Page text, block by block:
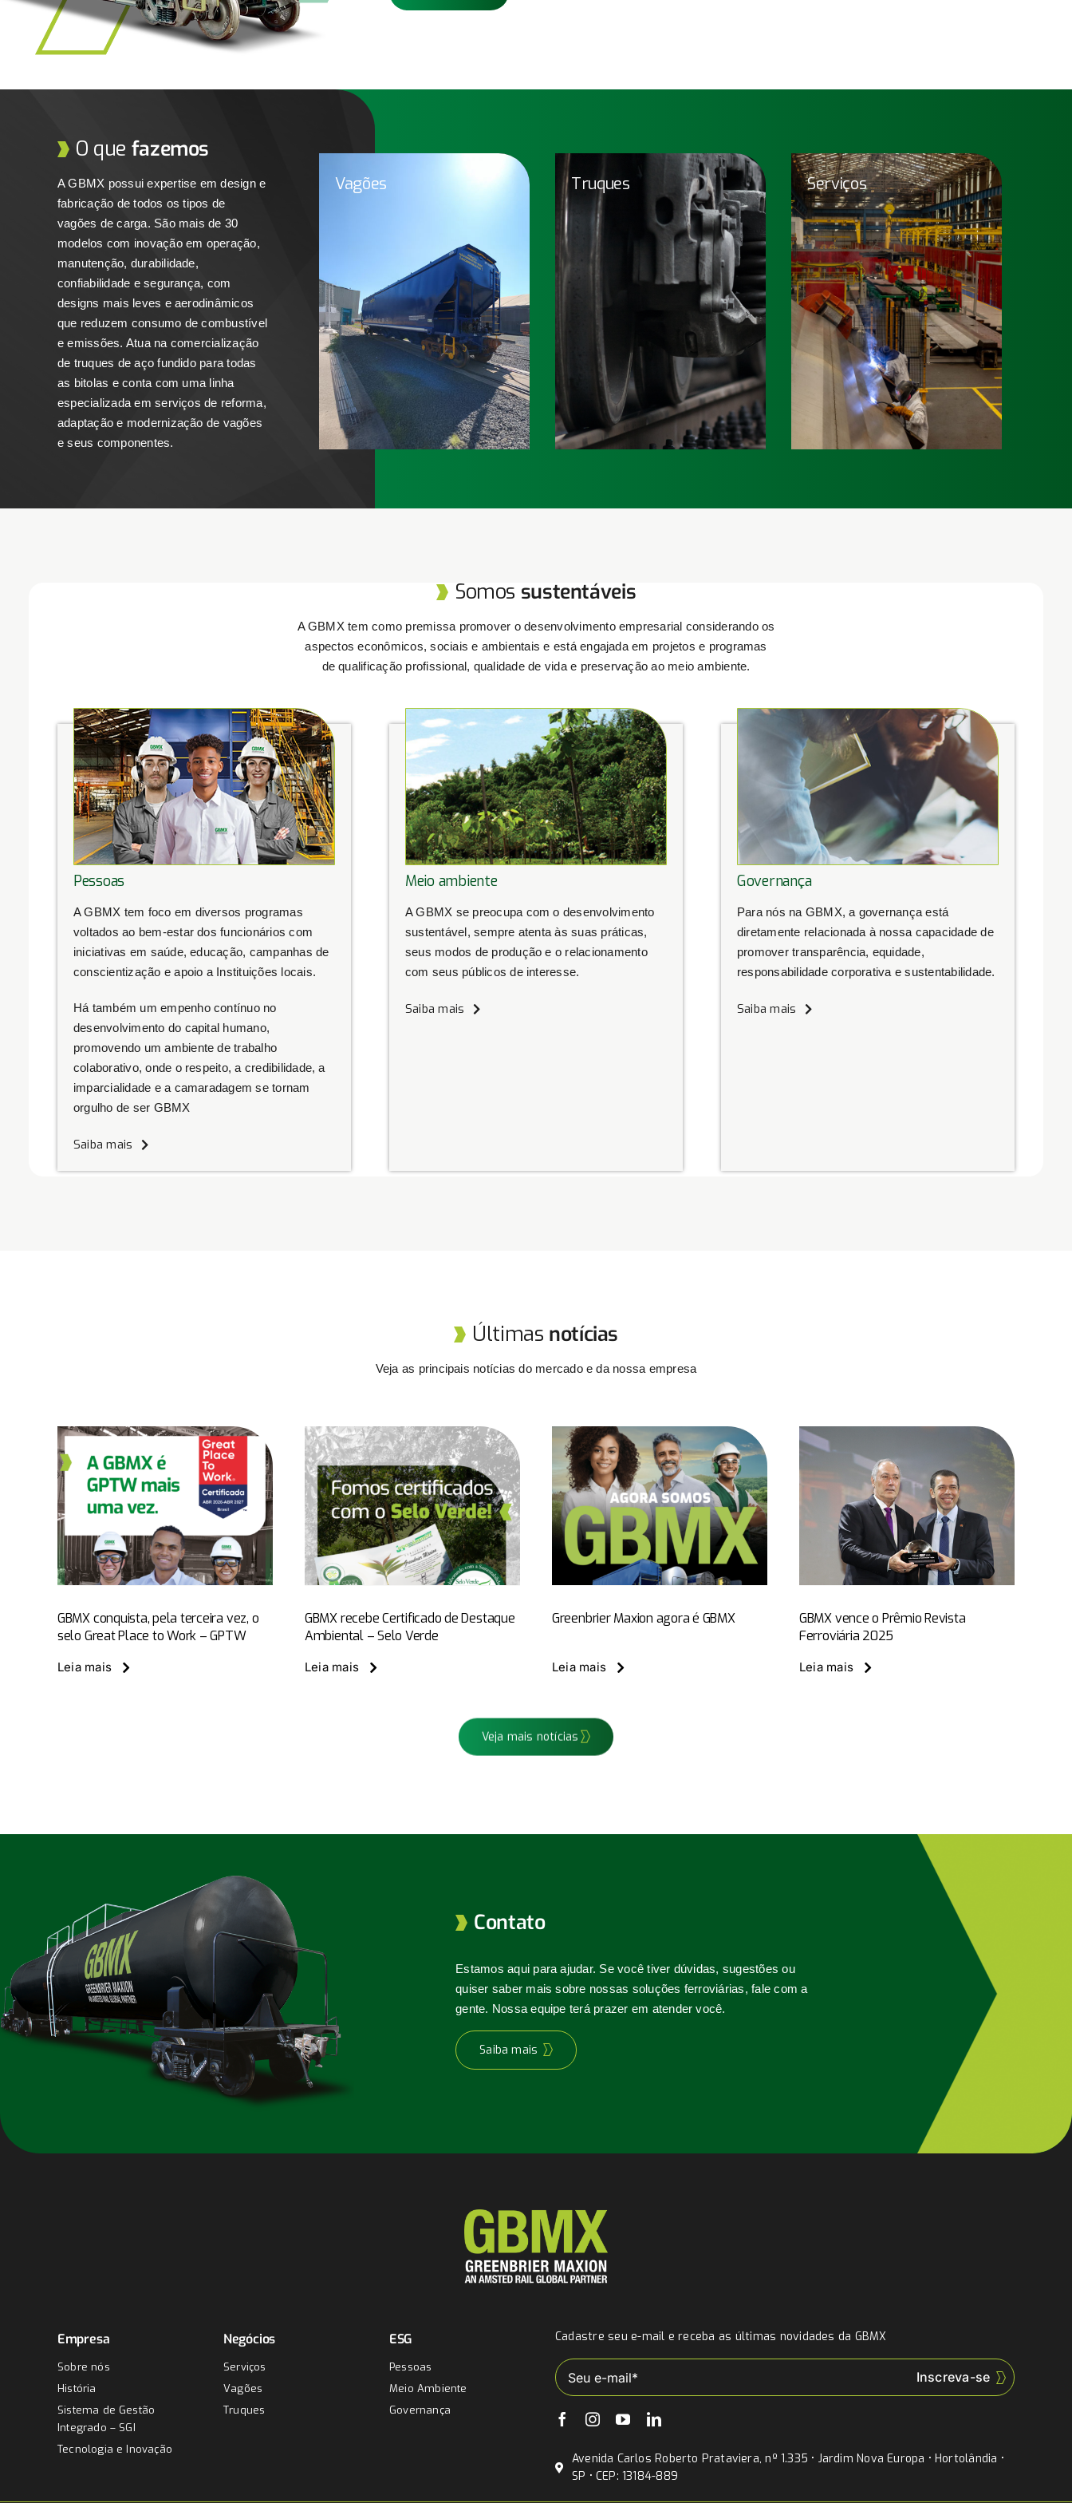
O que fazemos
A GBMX possui expertise em design e
fabricação de todos os tipos de
vagões de carga. São mais de 30
modelos com inovação em operação,
manutenção, durabilidade,
confiabilidade e segurança, com
designs mais leves e aerodinâmicos
que reduzem consumo de combustível
e emissões. Atua na comercialização
de truques de aço fundido para todas
as bitolas e conta com uma linha
especializada em serviços de reforma,
adaptação e modernização de vagões
e seus componentes.
Vagões
Vagões
Os nossos vagões transportam os
mais variados tipos de carga com
soluções para atender aos mais
diversos segmentos.
Saiba mais
Truques
Truques
Truques homologados pela norma
AAR e produzidos com tecnologia
que visa um avançado
desempenho e ciclo de vida dos
vagões.
Saiba mais
Serviços
Serviços
Soluções completas em serviços
de reforma, adaptação e
modernização de vagões de carga
e seus componentes.
Saiba mais
Somos sustentáveis
A GBMX tem como premissa promover o desenvolvimento empresarial considerando os
aspectos econômicos, sociais e ambientais e está engajada em projetos e programas
de qualificação profissional, qualidade de vida e preservação ao meio ambiente.
Pessoas
A GBMX tem foco em diversos programas
voltados ao bem-estar dos funcionários com
iniciativas em saúde, educação, campanhas de
conscientização e apoio a Instituições locais.
Há também um empenho contínuo no
desenvolvimento do capital humano,
promovendo um ambiente de trabalho
colaborativo, onde o respeito, a credibilidade, a
imparcialidade e a camaradagem se tornam
orgulho de ser GBMX
Saiba mais
Meio ambiente
A GBMX se preocupa com o desenvolvimento
sustentável, sempre atenta às suas práticas,
seus modos de produção e o relacionamento
com seus públicos de interesse.
Saiba mais
Governança
Para nós na GBMX, a governança está
diretamente relacionada à nossa capacidade de
promover transparência, equidade,
responsabilidade corporativa e sustentabilidade.
Saiba mais
Últimas notícias
Veja as principais notícias do mercado e da nossa empresa​
GBMX conquista, pela terceira vez, o
selo Great Place to Work – GPTW
GBMX recebe
Certificado de
Destaque
Ambiental – Selo
Verde
Notícias GBMX News
GBMX recebe Certificado de Destaque
Ambiental – Selo Verde
Greenbrier Maxion
agora é GBMX
GBMX News
Greenbrier Maxion agora é GBMX
GBMX vence o
Prêmio Revista
Ferroviária 2025
Notícias GBMX News
Notícias do
Mercado
GBMX vence o Prêmio Revista
Ferroviária 2025
Veja mais notícias
Contato
Estamos aqui para ajudar. Se você tiver dúvidas, sugestões ou
quiser saber mais sobre nossas soluções ferroviárias, fale com a
gente. Nossa equipe terá prazer em atender você.
Saiba mais
Empresa
Sobre nós
História
Sistema de Gestão
Integrado – SGI
Tecnologia e Inovação
Negócios
Serviços
Vagões
Truques
ESG
Pessoas
Meio Ambiente
Governança
Cadastre seu e-mail e receba as últimas novidades da GBMX
Avenida Carlos Roberto Prataviera, nº 1.335 • Jardim Nova Europa • Hortolândia •
SP • CEP: 13184-889